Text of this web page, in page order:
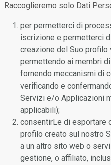
Raccoglieremo solo Dati
per permetterci di
iscrizione e permetterci
creazione del Suo
permettendo ai membri
fornendo meccanismi di
verificando e
Servizi e/o Applicazioni
applicabili);
consentirLe di esportare
profilo creato sul nostro
a un altro sito web o
gestione, o affiliato,